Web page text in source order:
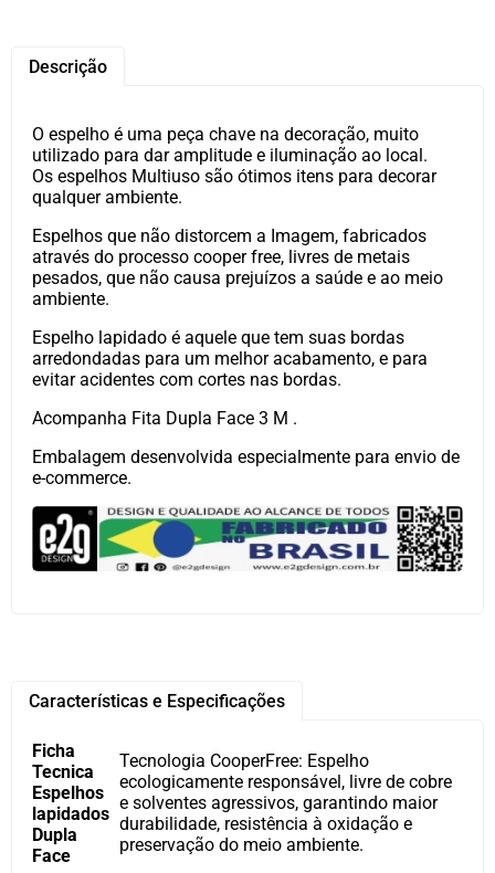
Descrição
O espelho é uma peça chave na decoração, muito
utilizado para dar amplitude e iluminação ao local.
Os espelhos Multiuso são ótimos itens para decorar
qualquer ambiente.
Espelhos que não distorcem a Imagem, fabricados
através do processo cooper free, livres de metais
pesados, que não causa prejuízos a saúde e ao meio
ambiente.
Espelho lapidado é aquele que tem suas bordas
arredondadas para um melhor acabamento, e para
evitar acidentes com cortes nas bordas.
Acompanha Fita Dupla Face 3 M .
Embalagem desenvolvida especialmente para envio de
e-commerce.
Características e Especificações
Ficha
Tecnica
Espelhos
lapidados
Dupla
Face
Tecnologia CooperFree: Espelho
ecologicamente responsável, livre de cobre
e solventes agressivos, garantindo maior
durabilidade, resistência à oxidação e
preservação do meio ambiente.